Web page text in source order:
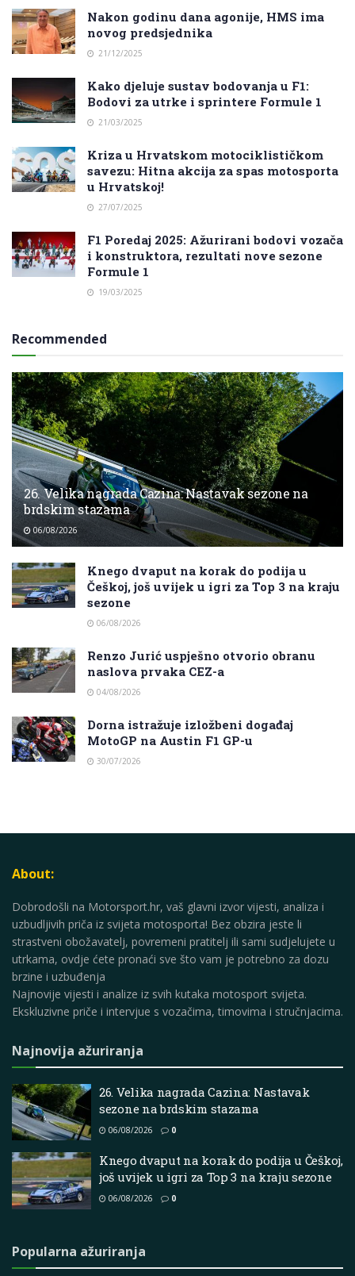
Nakon godinu dana agonije, HMS ima
novog predsjednika
21/12/2025
Kako djeluje sustav bodovanja u F1:
Bodovi za utrke i sprintere Formule 1
21/03/2025
Kriza u Hrvatskom motociklističkom
savezu: Hitna akcija za spas motosporta
u Hrvatskoj!
27/07/2025
F1 Poredaj 2025: Ažurirani bodovi vozača
i konstruktora, rezultati nove sezone
Formule 1
19/03/2025
Recommended
26. Velika nagrada Cazina: Nastavak sezone na
brdskim stazama
06/08/2026
Knego dvaput na korak do podija u
Češkoj, još uvijek u igri za Top 3 na kraju
sezone
06/08/2026
Renzo Jurić uspješno otvorio obranu
naslova prvaka CEZ-a
04/08/2026
Dorna istražuje izložbeni događaj
MotoGP na Austin F1 GP-u
30/07/2026
About:
Dobrodošli na Motorsport.hr, vaš glavni izvor vijesti, analiza i
uzbudljivih priča iz svijeta motosporta! Bez obzira jeste li
strastveni obožavatelj, povremeni pratitelj ili sami sudjelujete u
utrkama, ovdje ćete pronaći sve što vam je potrebno za dozu
brzine i uzbuđenja
Najnovije vijesti i analize iz svih kutaka motosport svijeta.
Ekskluzivne priče i intervjue s vozačima, timovima i stručnjacima.
Najnovija ažuriranja
26. Velika nagrada Cazina: Nastavak
sezone na brdskim stazama
06/08/2026 0
Knego dvaput na korak do podija u Češkoj,
još uvijek u igri za Top 3 na kraju sezone
06/08/2026 0
Popularna ažuriranja